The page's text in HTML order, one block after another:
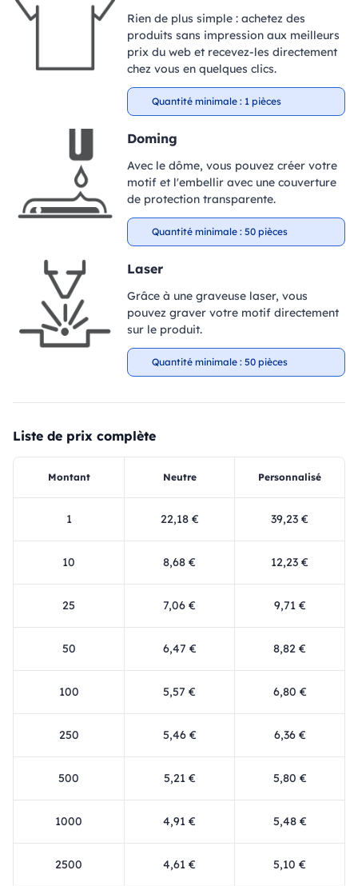
Rien de plus simple : achetez des
produits sans impression aux meilleurs
prix du web et recevez-les directement
chez vous en quelques clics.
Quantité minimale : 1 pièces
Doming
Avec le dôme, vous pouvez créer votre
motif et l'embellir avec une couverture
de protection transparente.
Quantité minimale : 50 pièces
Laser
Grâce à une graveuse laser, vous
pouvez graver votre motif directement
sur le produit.
Quantité minimale : 50 pièces
Liste de prix complète
Montant Neutre Personnalisé
1 22,18 € 39,23 €
10 8,68 € 12,23 €
25 7,06 € 9,71 €
50 6,47 € 8,82 €
100 5,57 € 6,80 €
250 5,46 € 6,36 €
500 5,21 € 5,80 €
1000 4,91 € 5,48 €
2500 4,61 € 5,10 €